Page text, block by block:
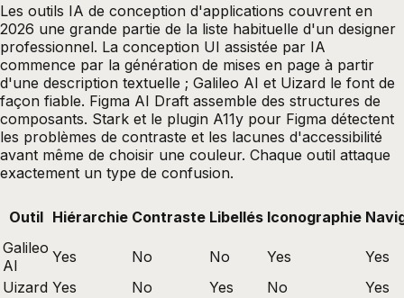
Les outils IA de conception d'applications couvrent en
2026 une grande partie de la liste habituelle d'un designer
professionnel. La conception UI assistée par IA
commence par la génération de mises en page à partir
d'une description textuelle ; Galileo AI et Uizard le font de
façon fiable. Figma AI Draft assemble des structures de
composants. Stark et le plugin A11y pour Figma détectent
les problèmes de contraste et les lacunes d'accessibilité
avant même de choisir une couleur. Chaque outil attaque
exactement un type de confusion.
Outil Hiérarchie Contraste Libellés Iconographie
Galileo
AI
Yes No No Yes
Yes
Uizard Yes No Yes No
Yes